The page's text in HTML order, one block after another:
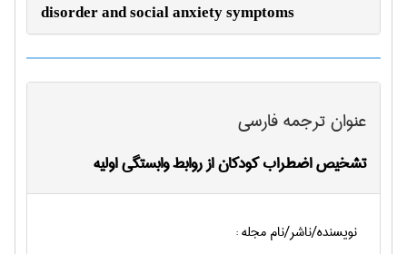
disorder and social anxiety symptoms
عنوان ترجمه فارسی
تشخیص اضطراب کودکان از روابط وابستگی اولیه
نویسنده/ناشر/نام مجله :